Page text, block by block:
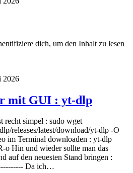
dich, um den Inhalt zu lesen
2026
mit GUI : yt-dlp
recht simpel : sudo wget
releases/latest/download/yt-dlp -O
im Terminal downloaden : yt-dlp
o Hin und wieder sollte man das
auf den neuesten Stand bringen :
Da ich…